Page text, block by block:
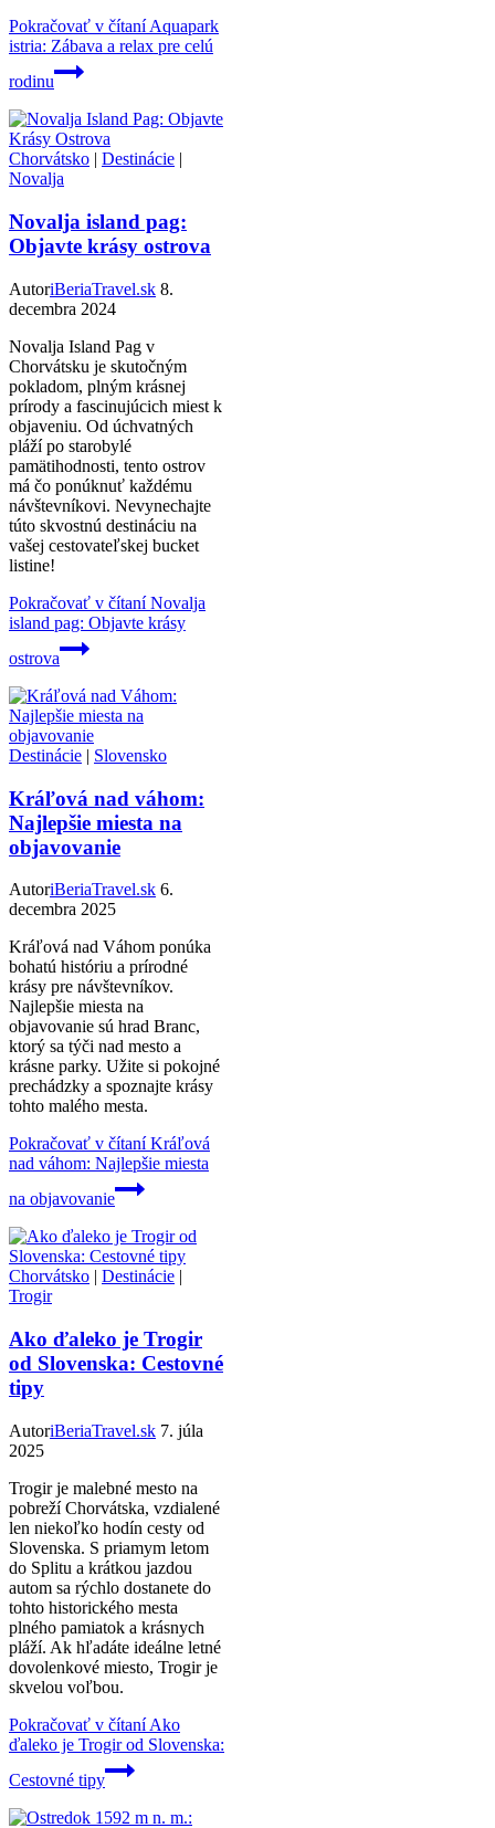
Pokračovať v čítaníAquapark
istria: Zábava a relax pre celú
rodinu
Chorvátsko | Destinácie |
Novalja
Novalja island pag:
Objavte krásy ostrova
AutoriBeriaTravel.sk 8.
decembra 2024
Novalja Island Pag v
Chorvátsku je skutočným
pokladom, plným krásnej
prírody a fascinujúcich miest k
objaveniu. Od úchvatných
pláží po starobylé
pamätihodnosti, tento ostrov
má čo ponúknuť každému
návštevníkovi. Nevynechajte
túto skvostnú destináciu na
vašej cestovateľskej bucket
listine!
Pokračovať v čítaníNovalja
island pag: Objavte krásy
ostrova
Destinácie | Slovensko
Kráľová nad váhom:
Najlepšie miesta na
objavovanie
AutoriBeriaTravel.sk 6.
decembra 2025
Kráľová nad Váhom ponúka
bohatú históriu a prírodné
krásy pre návštevníkov.
Najlepšie miesta na
objavovanie sú hrad Branc,
ktorý sa týči nad mesto a
krásne parky. Užite si pokojné
prechádzky a spoznajte krásy
tohto malého mesta.
Pokračovať v čítaníKráľová
nad váhom: Najlepšie miesta
na objavovanie
Chorvátsko | Destinácie |
Trogir
Ako ďaleko je Trogir
od Slovenska: Cestovné
tipy
AutoriBeriaTravel.sk 7. júla
2025
Trogir je malebné mesto na
pobreží Chorvátska, vzdialené
len niekoľko hodín cesty od
Slovenska. S priamym letom
do Splitu a krátkou jazdou
autom sa rýchlo dostanete do
tohto historického mesta
plného pamiatok a krásnych
pláží. Ak hľadáte ideálne letné
dovolenkové miesto, Trogir je
skvelou voľbou.
Pokračovať v čítaníAko
ďaleko je Trogir od Slovenska:
Cestovné tipy